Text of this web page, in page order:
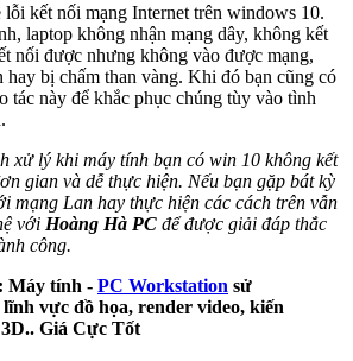
lỗi kết nối mạng Internet trên windows 10.
laptop không nhận mạng dây, không kết
nối được nhưng không vào được mạng,
hay bị chấm than vàng. Khi đó bạn cũng có
tác này để khắc phục chúng tùy vào tình
xử lý khi máy tính bạn có win 10 không kết
gian và dễ thực hiện. Nếu bạn gặp bát kỳ
mạng Lan hay thực hiện các cách trên vẫn
với Hoàng Hà PC để được giải đáp thắc
công.
Máy tính - PC Workstation sử
vực đồ họa, render video, kiến
Giá Cực Tốt